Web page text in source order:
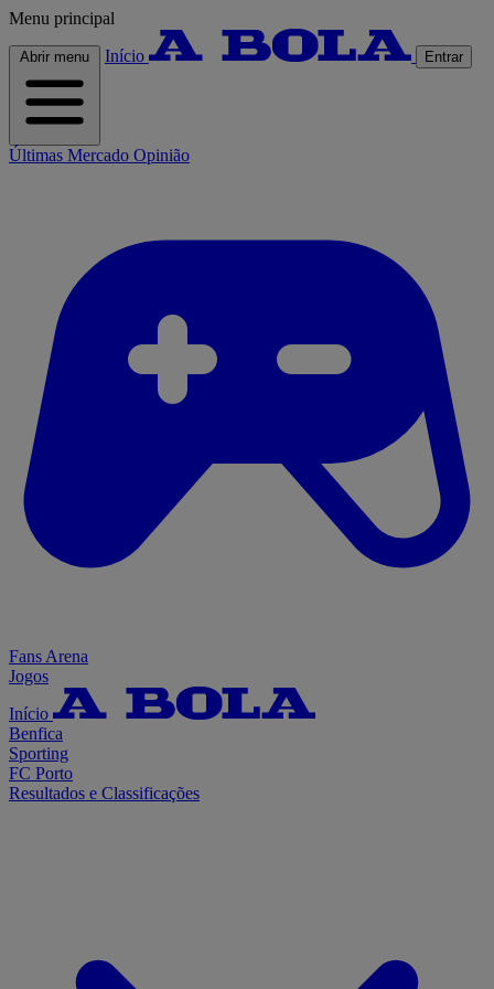
Menu principal
Abrir menu Início Entrar
Últimas Mercado Opinião
Fans Arena
Jogos
Início
Benfica
Sporting
FC Porto
Resultados e Classificações